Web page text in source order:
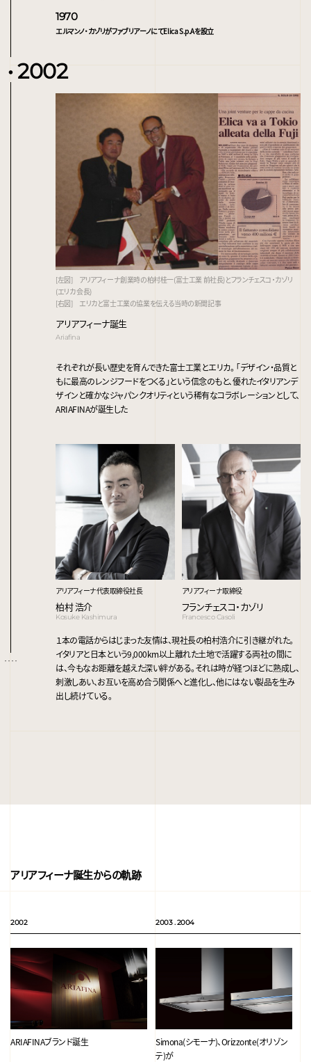
2002
1970
エルマンノ・カゾリがファブリアーノにてElica S.p.Aを設立
アリアフィーナ誕生
Ariafina
それぞれが長い歴史を育んできた富士工業とエリカ。 ｢デザイン・品質と
もに最高のレンジフードをつくる｣という信念のもと、優れたイタリアンデ
ザインと確かなジャパンクオリティという稀有なコラボレーションとして、
ARIAFINAが誕生した
[左図] アリアフィーナ創業時の柏村桂一(富士工業 前社長)とフランチェスコ・カゾリ
(エリカ 会長)
[右図] エリカと富士工業の協業を伝える当時の新聞記事
１本の電話からはじまった友情は、現社長の柏村浩介に引き継がれた。
イタリアと日本という9,000km以上離れた土地で活躍する両社の間に
は、今もなお距離を越えた深い絆がある。それは時が経つほどに熟成し、
刺激しあい、お互いを高め合う関係へと進化し、他にはない製品を生み
出し続けている。
アリアフィーナ代表取締役社長
柏村 浩介
Kosuke Kashimura
アリアフィーナ取締役
フランチェスコ・カゾリ
Francesco Casoli
アリアフィーナ誕生からの軌跡
2002
ARIAFINAブランド誕生
2003 . 2004
Simona(シモーナ)、Orizzonte(オリゾン
テ)が